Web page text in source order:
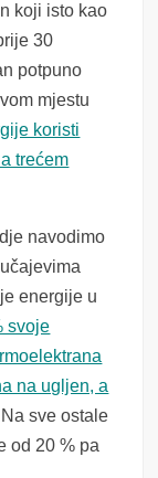
koji isto kao
30
potpuno
mjestu
koristi
trećem
navodimo
energije u
svoje
na ugljen, a
Na sve ostale
od 20 % pa